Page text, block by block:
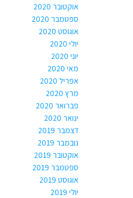
אוקטובר 2020
ספטמבר 2020
אוגוסט 2020
יולי 2020
יוני 2020
מאי 2020
אפריל 2020
מרץ 2020
פברואר 2020
ינואר 2020
דצמבר 2019
נובמבר 2019
אוקטובר 2019
ספטמבר 2019
אוגוסט 2019
יולי 2019